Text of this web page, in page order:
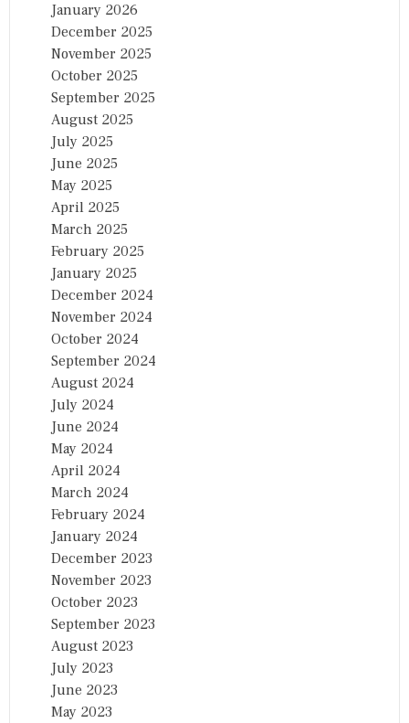
January 2026
December 2025
November 2025
October 2025
September 2025
August 2025
July 2025
June 2025
May 2025
April 2025
March 2025
February 2025
January 2025
December 2024
November 2024
October 2024
September 2024
August 2024
July 2024
June 2024
May 2024
April 2024
March 2024
February 2024
January 2024
December 2023
November 2023
October 2023
September 2023
August 2023
July 2023
June 2023
May 2023